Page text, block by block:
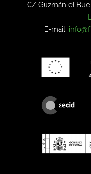
C/ Guzmán el
E-mail: